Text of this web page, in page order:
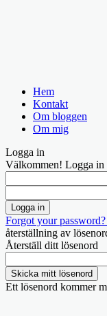
Hem
Kontakt
Om bloggen
Om mig
Logga in
Välkommen! Logga in
Forgot your
återställning av
Återställ ditt lösenord
Ett lösenord kommer